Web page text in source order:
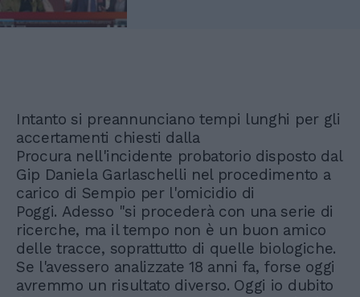
Intanto si preannunciano tempi lunghi per gli
accertamenti chiesti dalla
Procura nell'incidente probatorio disposto dal
Gip Daniela Garlaschelli nel procedimento a
carico di Sempio per l'omicidio di
Poggi. Adesso "si procederà con una serie di
ricerche, ma il tempo non è un buon amico
delle tracce, soprattutto di quelle biologiche.
Se l'avessero analizzate 18 anni fa, forse oggi
avremmo un risultato diverso. Oggi io dubito